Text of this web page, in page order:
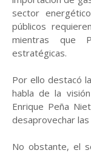
sector
públicos
mientras que
estratégicas.
Por ello destacó
habla de la
Enrique Peña
desaprovechar
No obstante, el